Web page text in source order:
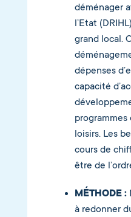
déménager
l’Etat
grand local.
dépenses
capacité
loisirs. Les
cours de
être de
MÉTHODE :
à redonner